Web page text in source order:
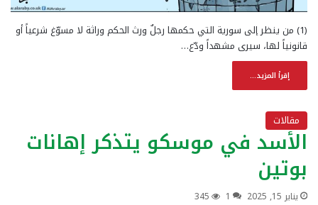
(1) من ينظر إلى سورية التي حكمها رجلٌ ورث الحكم وراثة لا مسوّغ شرعياً أو
قانونياً لها، سيرى مشهداً ودّع…
إقرأ المزيد...
مقالات
الأسد في موسكو يتذكر إهانات
بوتين
يناير 15, 2025 1
345